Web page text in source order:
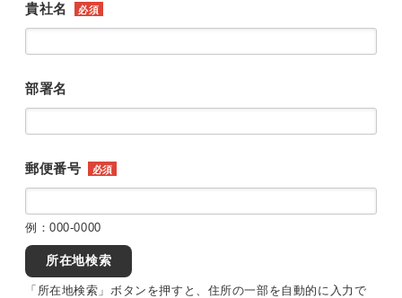
貴社名 必須
部署名
郵便番号 必須
例：000-0000
所在地検索
「所在地検索」ボタンを押すと、住所の一部を自動的に入力で